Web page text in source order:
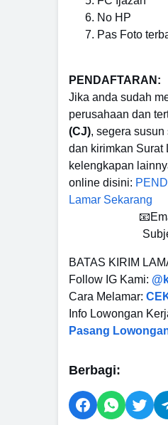
No HP
Pas Foto
PENDAFTARAN:
Jika anda sudah
perusahaan dan
(CJ), segera
dan kirimkan Surat
kelengkapan
online disini:
Lamar Sekarang
BATAS KIRIM
Follow IG Kami:
Cara Melamar:
Info Lowongan
Pasang
Berbagi: